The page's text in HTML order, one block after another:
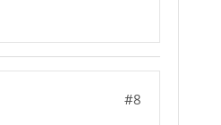
#8